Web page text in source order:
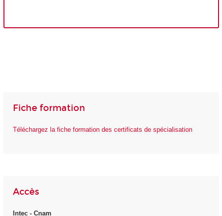
Fiche formation
Téléchargez la fiche formation des certificats de spécialisation
Accès
Intec - Cnam